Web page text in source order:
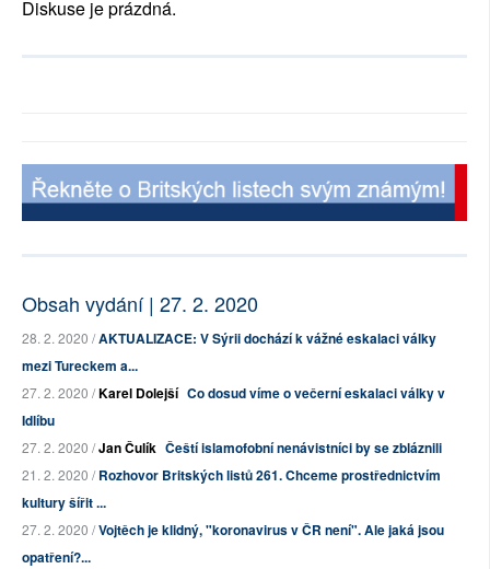
Diskuse je prázdná.
Obsah vydání | 27. 2. 2020
28. 2. 2020 /AKTUALIZACE: V Sýrii dochází k vážné eskalaci války
mezi Tureckem a...
27. 2. 2020 /Karel Dolejší Co dosud víme o večerní eskalaci války v
Idlíbu
27. 2. 2020 /Jan Čulík Čeští islamofobní nenávistníci by se zbláznili
21. 2. 2020 /Rozhovor Britských listů 261. Chceme prostřednictvím
kultury šířit ...
27. 2. 2020 /Vojtěch je klidný, "koronavirus v ČR není". Ale jaká jsou
opatření?...